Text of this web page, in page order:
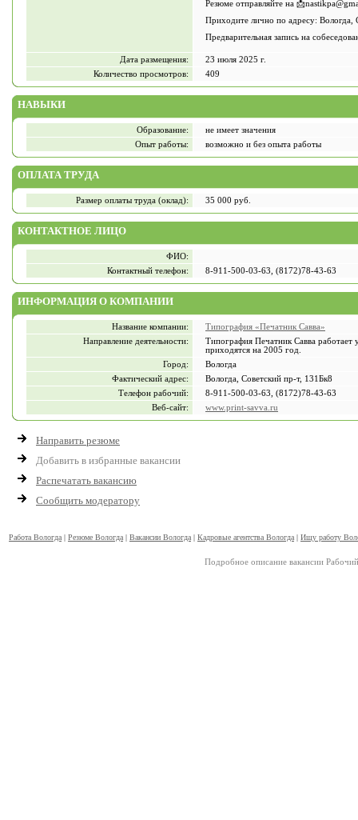
Резюме отправляйте на
Приходите лично по адресу: Вологда,
Предварительная запись на
Дата размещения:
23 июля 2025 г.
Количество просмотров:
409
НАВЫКИ
Образование:
не имеет значения
Опыт работы:
возможно и без опыта работы
ОПЛАТА ТРУДА
Размер оплаты труда (оклад): 35 000 руб.
КОНТАКТНОЕ ЛИЦО
ФИО:
Контактный телефон:
8-911-500-03-63, (8172)78-43-63
ИНФОРМАЦИЯ О КОМПАНИИ
Название компании:
Типография «Печатник Савва»
Направление деятельности:
Типография Печатник Савва работает
приходятся на 2005 год.
Город:
Вологда
Фактический адрес:
Вологда, Советский пр-т, 131Бк8
Телефон рабочий:
8-911-500-03-63, (8172)78-43-63
Веб-сайт:
www.print-savva.ru
Направить резюме
Добавить в избранные вакансии
Распечатать вакансию
Сообщить модератору
Работа Вологда | Резюме Вологда | Вакансии Вологда | Кадровые агентства Вологда | Ищу работу
Подробное описание вакансии